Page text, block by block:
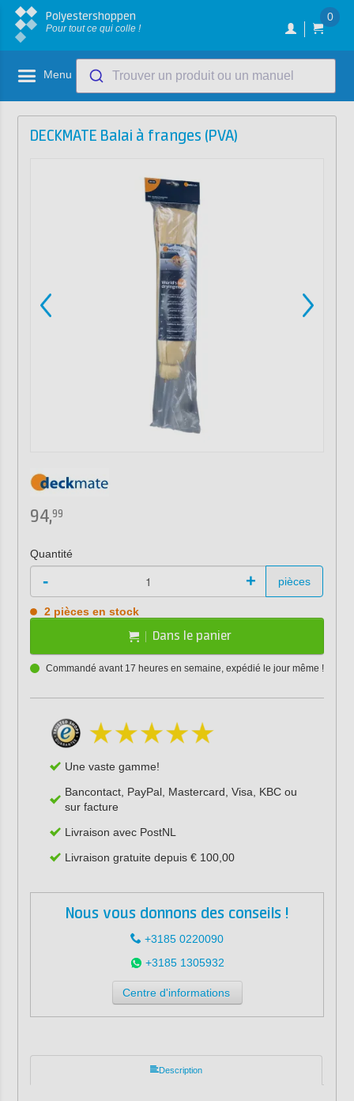
Polyestershoppen
Pour tout ce qui colle !
0
Menu Trouver un produit ou un manuel
DECKMATE Balai à franges (PVA)
94,99
Quantité
- + pièces
2 pièces en stock
Dans le panier
Commandé avant 17 heures en semaine, expédié le jour même !
Une vaste gamme!
Bancontact, PayPal, Mastercard, Visa, KBC ou
sur facture
Livraison avec PostNL
Livraison gratuite depuis € 100,00
Nous vous donnons des conseils !
+3185 0220090
+3185 1305932
Centre d'informations
Description